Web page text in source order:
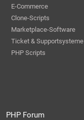
E-Commerce
Clone-Scripts
Marketplace-Software
Ticket & Supportsysteme
PHP Scripts
PHP Forum